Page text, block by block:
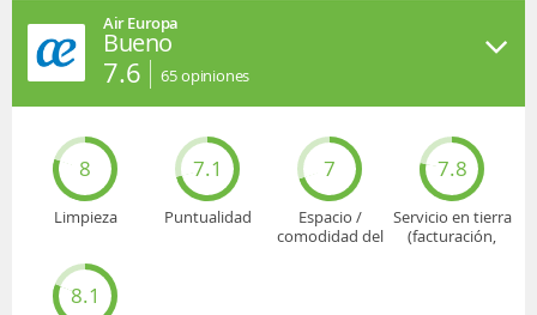
Air Europa
Bueno
7.6 65opiniones
8
Limpieza
7.1
Puntualidad
7
Espacio /
comodidad del
7.8
Servicio en tierra
(facturación,
8.1